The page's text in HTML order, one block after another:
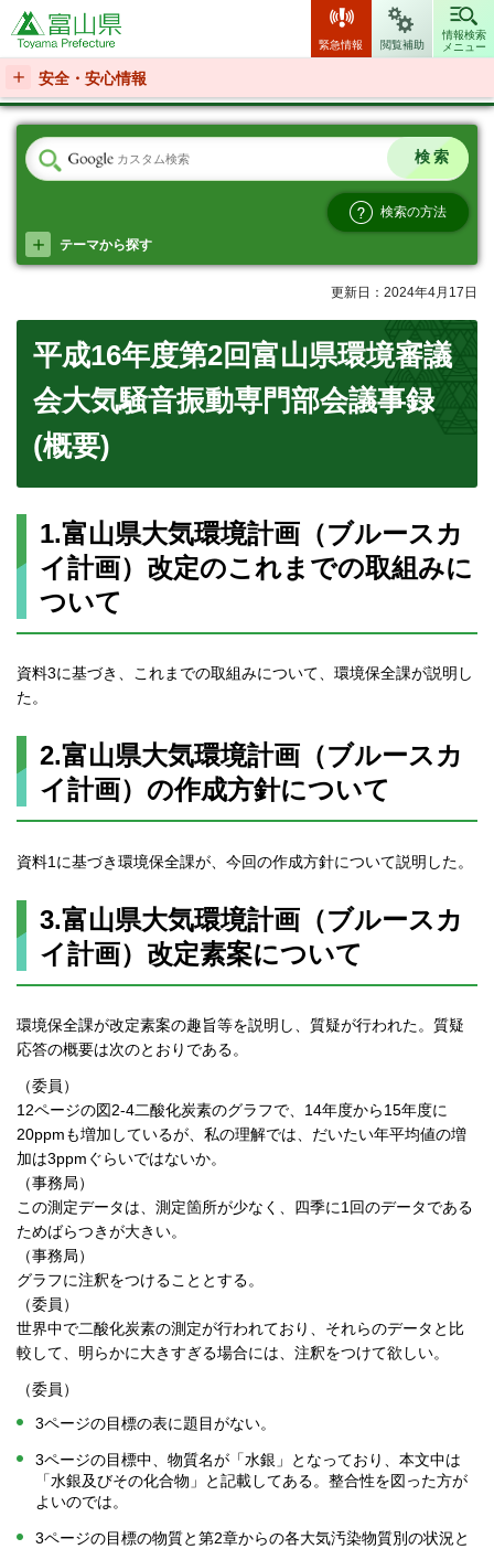
富山県
緊急情報 閲覧補助
情報検索
メニュー
安全・安心情報
検索の方法
テーマから探す
更新日：2024年4月17日
平成16年度第2回富山県環境審議
会大気騒音振動専門部会議事録
(概要)
1.富山県大気環境計画（ブルースカ
イ計画）改定のこれまでの取組みに
ついて
資料3に基づき、これまでの取組みについて、環境保全課が説明し
た。
2.富山県大気環境計画（ブルースカ
イ計画）の作成方針について
資料1に基づき環境保全課が、今回の作成方針について説明した。
3.富山県大気環境計画（ブルースカ
イ計画）改定素案について
環境保全課が改定素案の趣旨等を説明し、質疑が行われた。質疑
応答の概要は次のとおりである。
（委員）
12ページの図2-4二酸化炭素のグラフで、14年度から15年度に
20ppmも増加しているが、私の理解では、だいたい年平均値の増
加は3ppmぐらいではないか。
（事務局）
この測定データは、測定箇所が少なく、四季に1回のデータである
ためばらつきが大きい。
（事務局）
グラフに注釈をつけることとする。
（委員）
世界中で二酸化炭素の測定が行われており、それらのデータと比
較して、明らかに大きすぎる場合には、注釈をつけて欲しい。
（委員）
3ページの目標の表に題目がない。
3ページの目標中、物質名が「水銀」となっており、本文中は
「水銀及びその化合物」と記載してある。整合性を図った方が
よいのでは。
3ページの目標の物質と第2章からの各大気汚染物質別の状況と